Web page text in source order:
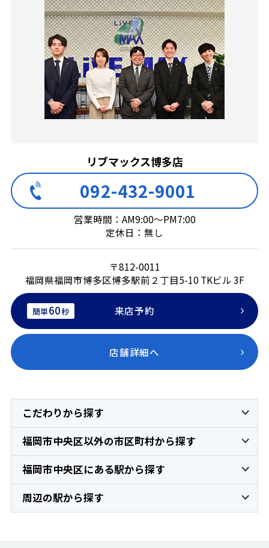
リブマックス博多店
092-432-9001
営業時間：AM9:00～PM7:00
定休日：無し
〒812-0011
福岡県福岡市博多区博多駅前２丁目5-10 TKビル 3F
簡単60秒 来店予約
店舗詳細へ
こだわりから探す
福岡市中央区以外の市区町村から探す
福岡市中央区にある駅から探す
周辺の駅から探す